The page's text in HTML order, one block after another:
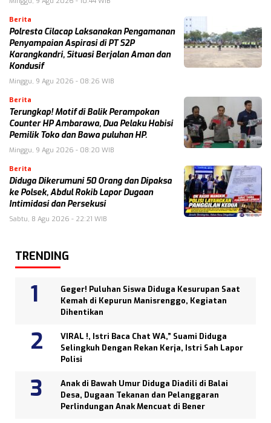
Berita
Polresta Cilacap Laksanakan Pengamanan
Penyampaian Aspirasi di PT S2P
Karangkandri, Situasi Berjalan Aman dan
Kondusif
Minggu, 9 Agu 2026 - 08:26 WIB
Berita
Terungkap! Motif di Balik Perampokan
Counter HP Ambarawa, Dua Pelaku Habisi
Pemilik Toko dan Bawa puluhan HP.
Minggu, 9 Agu 2026 - 08:20 WIB
Berita
Diduga Dikerumuni 50 Orang dan Dipaksa
ke Polsek, Abdul Rokib Lapor Dugaan
Intimidasi dan Persekusi
Sabtu, 8 Agu 2026 - 22:21 WIB
TRENDING
Geger! Puluhan Siswa Diduga Kesurupan Saat
Kemah di Kepurun Manisrenggo, Kegiatan
Dihentikan
VIRAL !, Istri Baca Chat WA,” Suami Diduga
Selingkuh Dengan Rekan Kerja, Istri Sah Lapor
Polisi
Anak di Bawah Umur Diduga Diadili di Balai
Desa, Dugaan Tekanan dan Pelanggaran
Perlindungan Anak Mencuat di Bener